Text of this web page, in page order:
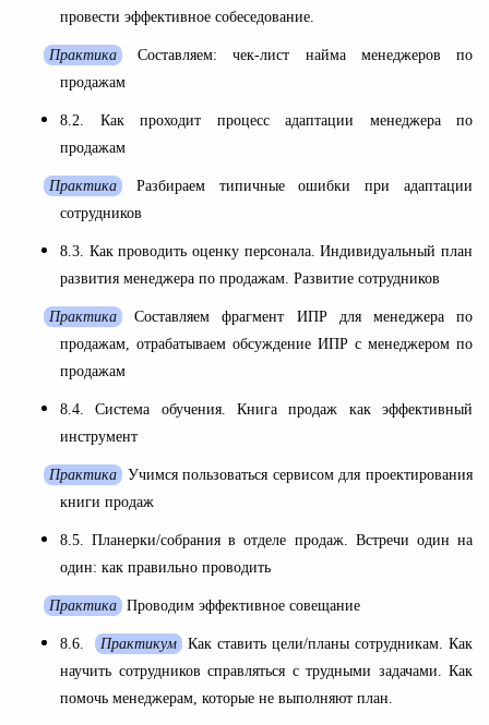
провести эффективное собеседование.
Практика
Составляем: чек-лист найма менеджеров по
продажам
8.2. Как проходит процесс адаптации менеджера по
продажам
Практика
Разбираем типичные ошибки при адаптации
сотрудников
8.3. Как проводить оценку персонала. Индивидуальный план
развития менеджера по продажам. Развитие сотрудников
Практика
Составляем фрагмент ИПР для менеджера по
продажам, отрабатываем обсуждение ИПР с менеджером по
продажам
8.4. Система обучения. Книга продаж как эффективный
инструмент
Практика
Учимся пользоваться сервисом для проектирования
книги продаж
8.5. Планерки/собрания в отделе продаж. Встречи один на
один: как правильно проводить
Практика Проводим эффективное совещание
8.6. Практикум
Как ставить цели/планы сотрудникам. Как
научить сотрудников справляться с трудными задачами. Как
помочь менеджерам, которые не выполняют план.